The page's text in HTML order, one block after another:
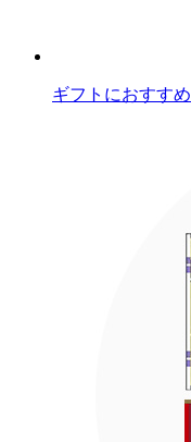
ギフトにおすすめ